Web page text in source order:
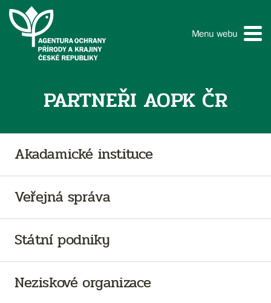
Menu webu
PARTNEŘI AOPK ČR
Akadamické instituce
Veřejná správa
Státní podniky
Neziskové organizace